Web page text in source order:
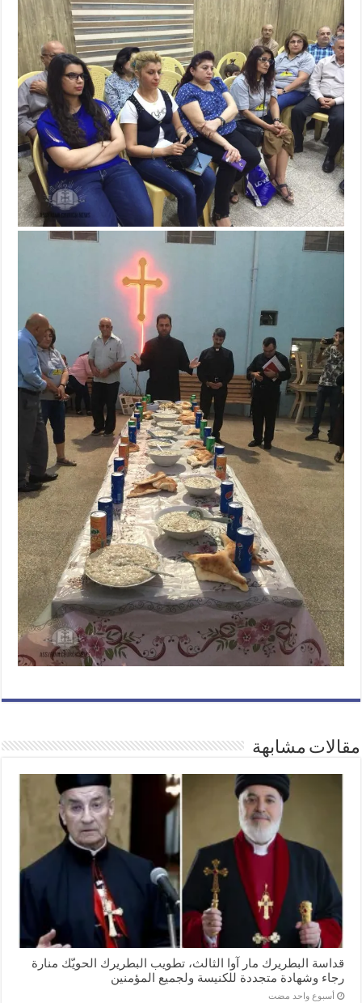
مقالات مشابهة
قداسة البطريرك مار آوا الثالث، تطويب البطريرك الحويّك منارة
رجاء وشهادة متجددة للكنيسة ولجميع المؤمنين
‏أسبوع واحد مضت